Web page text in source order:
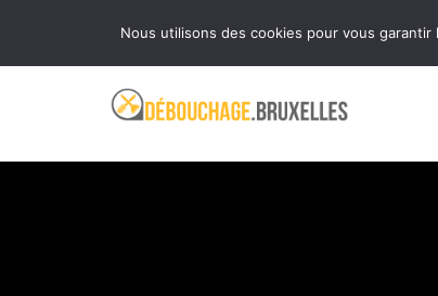
Ouvert 24 heures sur 24 et 7 jours sur 7
Nous utilisons des cookies pour vous